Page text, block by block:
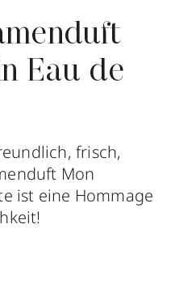
Eau de
frisch,
Mon
ist eine Hommage